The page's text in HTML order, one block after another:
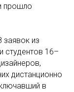
прошло
заявок из
студентов 16–
дистанционно
в